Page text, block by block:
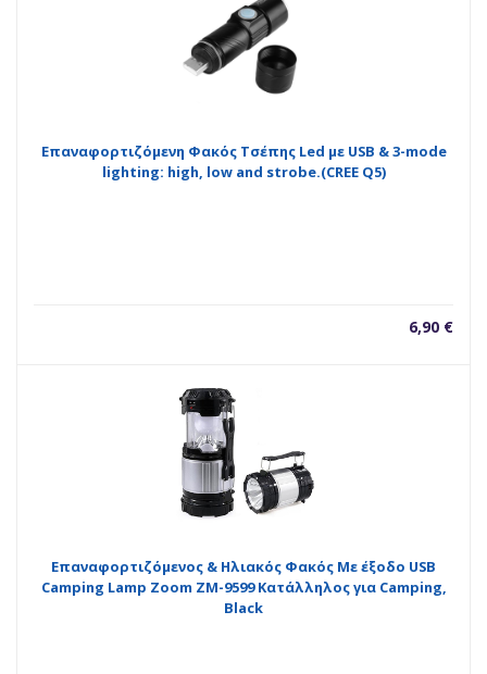
Επαναφορτιζόμενη Φακός Τσέπης Led με USB & 3-mode
lighting: high, low and strobe.(CREE Q5)
6,90 €
Επαναφορτιζόμενος & Ηλιακός Φακός Με έξοδο USB
Camping Lamp Zoom ZM-9599 Κατάλληλος για Camping,
Black